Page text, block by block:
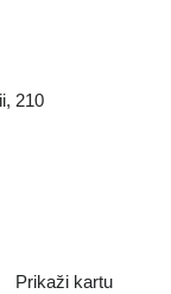
210
Prikaži kartu